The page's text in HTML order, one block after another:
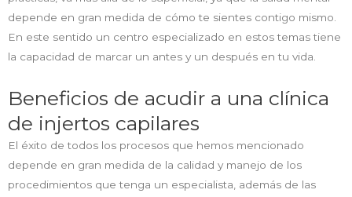
depende en gran medida de cómo te sientes contigo mismo.
En este sentido un centro especializado en estos temas tiene
la capacidad de marcar un antes y un después en tu vida.
Beneficios de acudir a una clínica
de injertos capilares
El éxito de todos los procesos que hemos mencionado
depende en gran medida de la calidad y manejo de los
procedimientos que tenga un especialista, además de las